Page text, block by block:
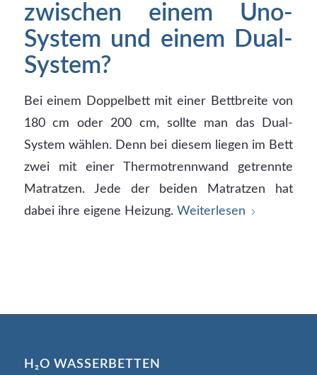
zwischen einem Uno-
System und einem Dual-
System?
Bei einem Doppelbett mit einer Bettbreite von
180 cm oder 200 cm, sollte man das Dual-
System wählen. Denn bei diesem liegen im Bett
zwei mit einer Thermotrennwand getrennte
Matratzen. Jede der beiden Matratzen hat
dabei ihre eigene Heizung. Weiterlesen
H₂O WASSERBETTEN